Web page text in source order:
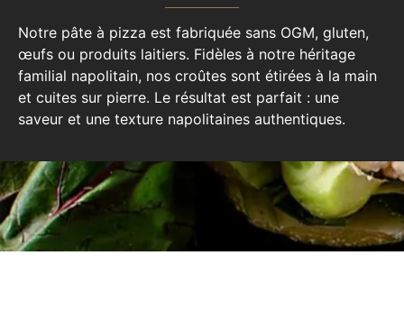
Notre pâte à pizza est fabriquée sans OGM, gluten,
œufs ou produits laitiers. Fidèles à notre héritage
familial napolitain, nos croûtes sont étirées à la main
et cuites sur pierre. Le résultat est parfait : une
saveur et une texture napolitaines authentiques.